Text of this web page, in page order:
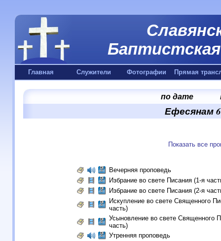
Главная Служители Фотографии Прямая
по дате
Ефесянам
Показать все
Вечерняя проповедь
Избрание во свете Писания (1-я
Избрание во свете Писания (2-я
Искупление во свете Священного
часть)
Усыновление во свете Священного
часть)
Утренняя проповедь